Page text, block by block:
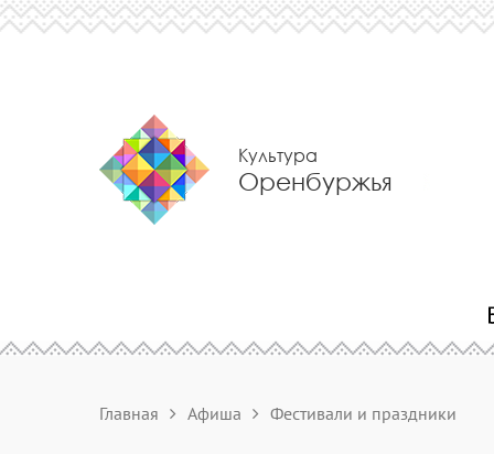
Культура
Оренбуржья
Главная Афиша Фестивали и праздники